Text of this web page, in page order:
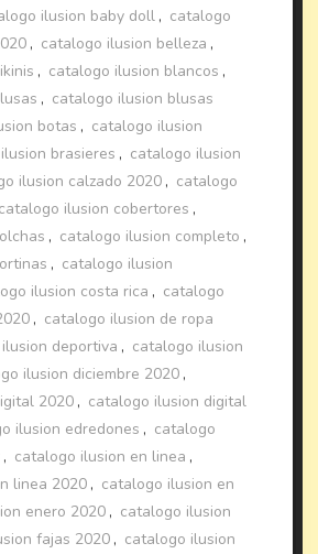
ilusion baby doll , catalogo
, catalogo ilusion belleza ,
, catalogo ilusion blancos ,
, catalogo ilusion blusas
botas , catalogo ilusion
brasieres , catalogo ilusion
ilusion calzado 2020 , catalogo
catalogo ilusion cobertores ,
, catalogo ilusion completo ,
, catalogo ilusion
ilusion costa rica , catalogo
, catalogo ilusion de ropa
deportiva , catalogo ilusion
ilusion diciembre 2020 ,
2020 , catalogo ilusion digital
ilusion edredones , catalogo
, catalogo ilusion en linea ,
linea 2020 , catalogo ilusion en
enero 2020 , catalogo ilusion
fajas 2020 , catalogo ilusion